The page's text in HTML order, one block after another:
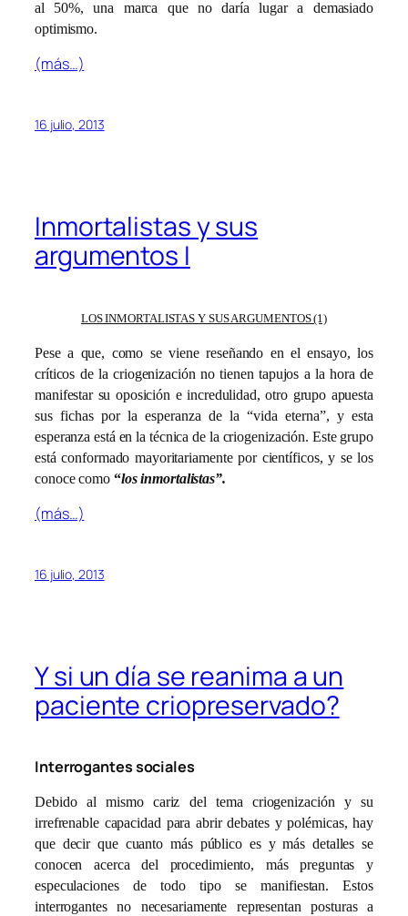
al 50%, una marca que no daría lugar a demasiado
optimismo.
(más…)
16 julio, 2013
Inmortalistas y sus
argumentos I
LOS INMORTALISTAS Y SUS ARGUMENTOS (1)
Pese a que, como se viene reseñando en el ensayo, los
críticos de la criogenización no tienen tapujos a la hora de
manifestar su oposición e incredulidad, otro grupo apuesta
sus fichas por la esperanza de la “vida eterna”, y esta
esperanza está en la técnica de la criogenización. Este grupo
está conformado mayoritariamente por científicos, y se los
conoce como “los inmortalistas”.
(más…)
16 julio, 2013
Y si un día se reanima a un
paciente criopreservado?
Interrogantes sociales
Debido al mismo cariz del tema criogenización y su
irrefrenable capacidad para abrir debates y polémicas, hay
que decir que cuanto más público es y más detalles se
conocen acerca del procedimiento, más preguntas y
especulaciones de todo tipo se manifiestan. Estos
interrogantes no necesariamente representan posturas a